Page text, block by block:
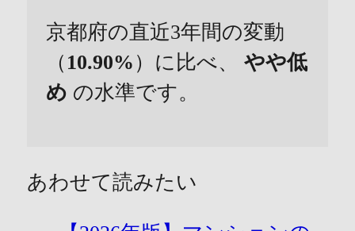
京都府の直近3年間の変動
（ 10.90% ）に比べ、
やや低
め の水準です。
あわせて読みたい